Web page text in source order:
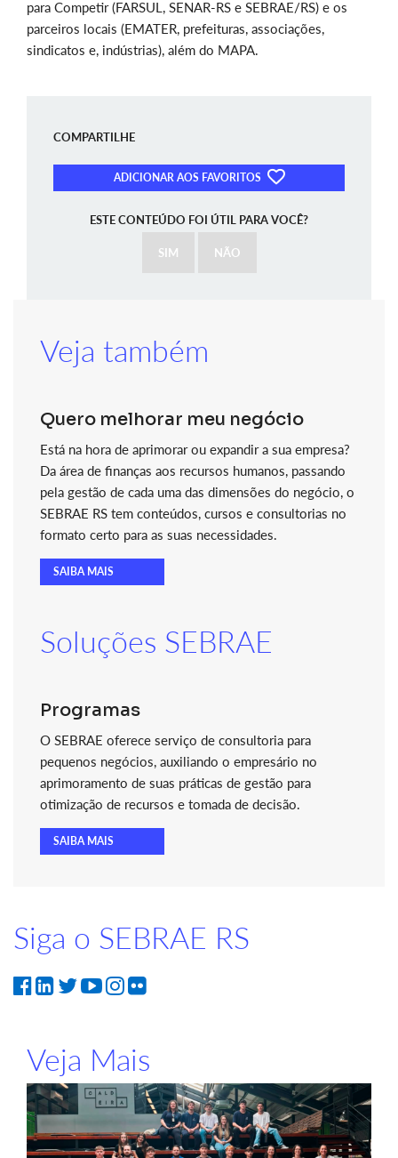
para Competir (FARSUL, SENAR-RS e SEBRAE/RS) e os
parceiros locais (EMATER, prefeituras, associações,
sindicatos e, indústrias), além do MAPA.
COMPARTILHE
ADICIONAR AOS FAVORITOS
ESTE CONTEÚDO FOI ÚTIL PARA VOCÊ?
SIM NÃO
Veja também
Quero melhorar meu negócio
Está na hora de aprimorar ou expandir a sua empresa?
Da área de finanças aos recursos humanos, passando
pela gestão de cada uma das dimensões do negócio, o
SEBRAE RS tem conteúdos, cursos e consultorias no
formato certo para as suas necessidades.
SAIBA MAIS
Soluções SEBRAE
Programas
O SEBRAE oferece serviço de consultoria para
pequenos negócios, auxiliando o empresário no
aprimoramento de suas práticas de gestão para
otimização de recursos e tomada de decisão.
SAIBA MAIS
Siga o SEBRAE RS
Veja Mais